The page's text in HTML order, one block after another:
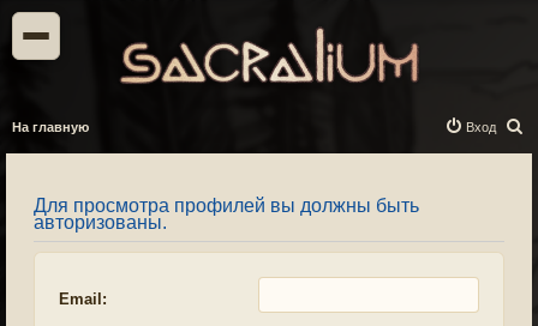
На главную
о
Вход
Для просмотра профилей вы должны быть
авторизованы.
Email: